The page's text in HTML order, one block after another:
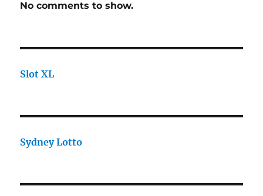
No comments to show.
Slot XL
Sydney Lotto